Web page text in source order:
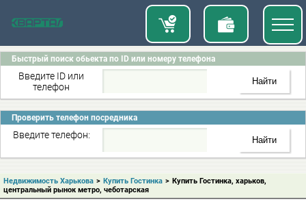
Быстрый поиск обьекта по ID или номеру телефона
Введите ID или
телефон
Проверить телефон посредника
Введите телефон:
Недвижимость Харькова > Купить Гостинка > Купить Гостинка, харьков,
центральный рынок метро, чеботарская